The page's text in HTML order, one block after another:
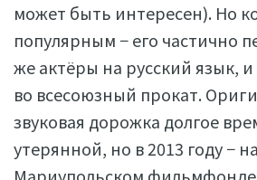
может быть интересен). Но
популярным − его частично
же актёры на русский язык,
во всесоюзный прокат.
звуковая дорожка долгое
утерянной, но в 2013 году −